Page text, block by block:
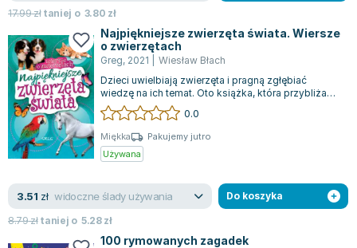
Joseph Murphy
Jan Sztaudynger
Aleksander Puszkin
Oscar Wilde
Małgorzata Ohme
Maddie Ziegler
Leszek Czarnecki
Joanna Racewicz
Janina Zającówna
Eric Helms
Anna Prus (oprac.)
17.99złtaniej o 3.80 zł
Najpiękniejsze zwierzęta świata. Wiersze
o zwierzętach
Greg, 2021
Wiesław Błach
Dzieci uwielbiają zwierzęta i pragną zgłębiać
wiedzę na ich temat. Oto książka, która przybliża
fascynujący świat zwierząt z różny...
0.0
Miękka
Pakujemy jutro
Używana
3.51 zł widoczne ślady używania
8.79złtaniej o5.28zł
Do koszyka
100 rymowanych zagadek